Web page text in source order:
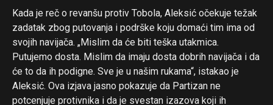
Kada je reč o revanšu protiv Tobola, Aleksić očekuje težak
zadatak zbog putovanja i podrške koju domaći tim ima od
svojih navijača. „Mislim da će biti teška utakmica.
Putujemo dosta. Mislim da imaju dosta dobrih navijača i da
će to da ih podigne. Sve je u našim rukama“, istakao je
Aleksić. Ova izjava jasno pokazuje da Partizan ne
potcenjuje protivnika i da je svestan izazova koji ih
Flipboard
Reddit
Pinterest
Whatsapp
Email